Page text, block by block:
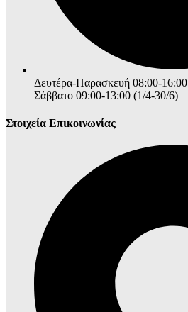
Δευτέρα-Παρασκευή 08:00-16:00
Σάββατο 09:00-13:00 (1/4-30/6)
Στοιχεία Επικοινωνίας